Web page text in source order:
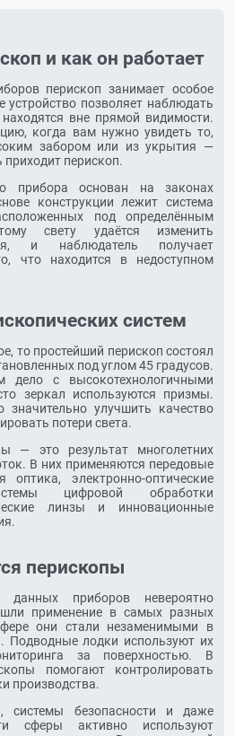
и как он работает
перископ занимает особое
устройство позволяет наблюдать
вне прямой видимости.
когда вам нужно увидеть то,
забором или из укрытия —
перископ.
прибора основан на законах
конструкции лежит система
под определённым
свету удаётся изменить
и наблюдатель получает
что находится в недоступном
систем
то простейший перископ состоял
под углом 45 градусов.
с высокотехнологичными
зеркал используются призмы.
значительно улучшить качество
потери света.
— это результат многолетних
В них применяются передовые
оптика, электронно-оптические
цифровой обработки
линзы и инновационные
перископы
данных приборов невероятно
применение в самых разных
они стали незаменимыми в
Подводные лодки используют их
за поверхностью. В
помогают контролировать
производства.
системы безопасности и даже
сферы активно используют